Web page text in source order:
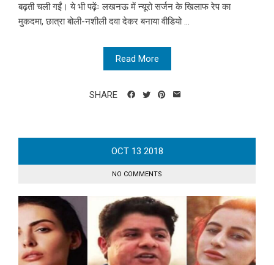
बढ़ती चली गईं। ये भी पढ़ेंः लखनऊ में न्यूरो सर्जन के खिलाफ रेप का
मुकदमा, छात्रा बोली-नशीली दवा देकर बनाया वीडियो ...
Read More
SHARE
OCT 13 2018
NO COMMENTS